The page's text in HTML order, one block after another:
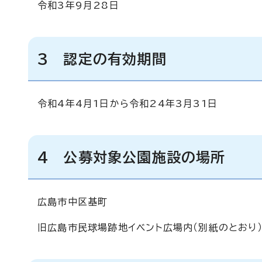
令和3年9月28日
3 認定の有効期間
令和4年4月1日から令和24年3月31日
4 公募対象公園施設の場所
広島市中区基町
旧広島市民球場跡地イベント広場内（別紙のとおり）